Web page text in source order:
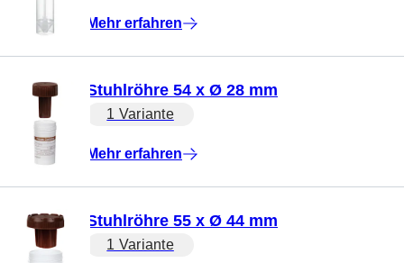
Mehr erfahren
Stuhlröhre 54 x Ø 28 mm
1 Variante
Mehr erfahren
Stuhlröhre 55 x Ø 44 mm
1 Variante